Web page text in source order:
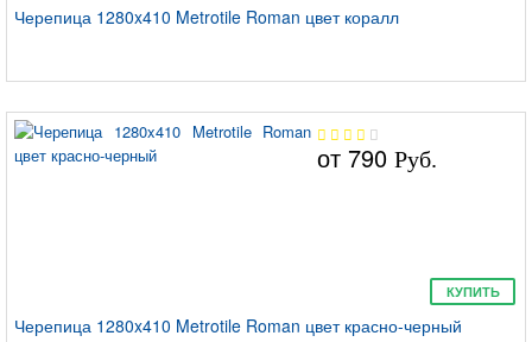
Черепица 1280x410 Metrotile Roman цвет коралл
от 790 Руб.
КУПИТЬ
Черепица 1280x410 Metrotile Roman цвет красно-черный